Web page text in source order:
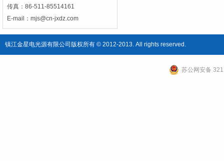
传真：86-511-85514161
E-mail： mjs@cn-jxdz.com
镇江金星电光源有限公司版权所有 © 2012-2013. All rights reserved.
苏公网安备